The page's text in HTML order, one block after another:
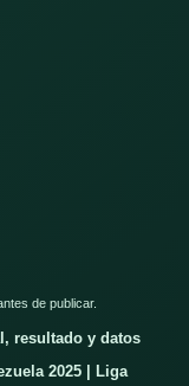
de publicar.
resultado y datos
2025 | Liga